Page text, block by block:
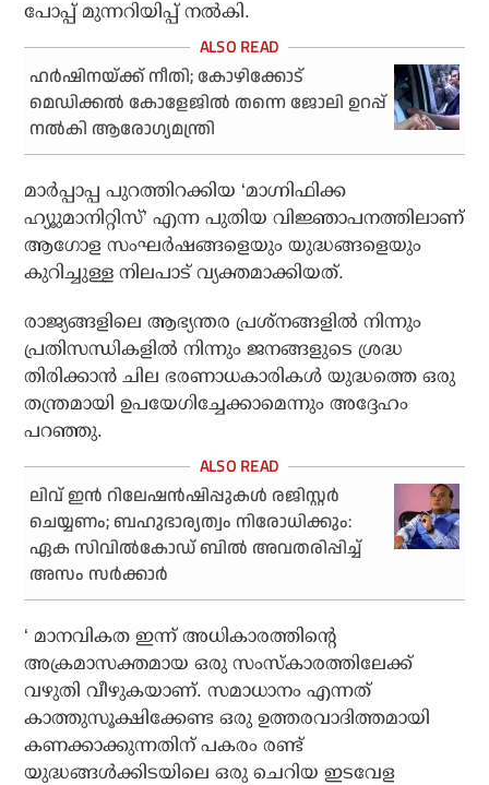
പോപ്പ് മുന്നറിയിപ്പ് നല്‍കി.
ഹര്‍ഷിനയ്ക്ക് നീതി; കോഴിക്കോട്
മെഡിക്കല്‍ കോളേജില്‍ തന്നെ ജോലി ഉറപ്പ്
നല്‍കി ആരോഗ്യമന്ത്രി
മാര്‍പ്പാപ്പ പുറത്തിറക്കിയ ‘മാഗ്നിഫിക്ക
ഹ്യൂുമാനിറ്റിസ്’ എന്ന പുതിയ വിജ്ഞാപനത്തിലാണ്
ആഗോള സംഘര്‍ഷങ്ങളെയും യുദ്ധങ്ങളെയും
കുറിച്ചുള്ള നിലപാട് വ്യക്തമാക്കിയത്.
രാജ്യങ്ങളിലെ ആഭ്യന്തര പ്രശ്‌നങ്ങളില്‍ നിന്നും
പ്രതിസന്ധികളില്‍ നിന്നും ജനങ്ങളുടെ ശ്രദ്ധ
തിരിക്കാന്‍ ചില ഭരണാധകാരികള്‍ യുദ്ധത്തെ ഒരു
തന്ത്രമായി ഉപയേഗിച്ചേക്കാമെന്നും അദ്ദേഹം
പറഞ്ഞു.
ലിവ് ഇന്‍ റിലേഷന്‍ഷിപ്പുകള്‍ രജിസ്റ്റര്‍
ചെയ്യണം; ബഹുഭാര്യത്വം നിരോധിക്കും:
ഏക സിവില്‍കോഡ് ബില്‍ അവതരിപ്പിച്ച്
അസം സര്‍ക്കാര്‍
‘ മാനവികത ഇന്ന് അധികാരത്തിന്റെ
അക്രമാസക്തമായ ഒരു സംസ്‌കാരത്തിലേക്ക്
വഴുതി വീഴുകയാണ്. സമാധാനം എന്നത്
കാത്തുസൂക്ഷിക്കേണ്ട ഒരു ഉത്തരവാദിത്തമായി
കണക്കാക്കുന്നതിന് പകരം രണ്ട്
യുദ്ധങ്ങള്‍ക്കിടയിലെ ഒരു ചെറിയ ഇടവേള